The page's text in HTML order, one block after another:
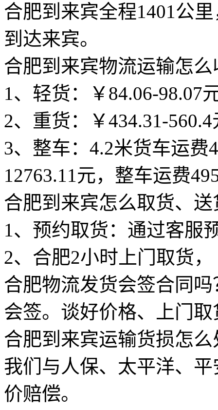
合肥到来宾全程1401公
到达来宾。
合肥到来宾物流运输怎么
1、轻货：￥84.06-98.07
2、重货：￥434.31-
3、整车：4.2米货车运费
12763.11元，整车运费
合肥到来宾怎么取货、送
1、预约取货：通过客服
2、合肥2小时上门取货
合肥物流发货会签合同吗
会签。谈好价格、上门
合肥到来宾运输货损怎么
我们与人保、太平洋、
价赔偿。